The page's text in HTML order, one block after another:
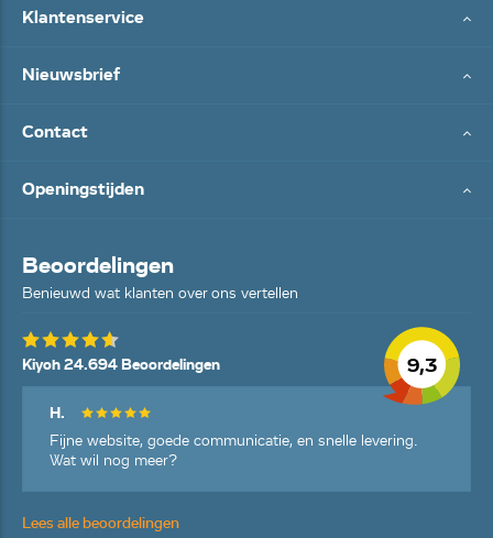
Klantenservice
Nieuwsbrief
Contact
Openingstijden
Beoordelingen
Benieuwd wat klanten over ons vertellen
9,3
Kiyoh 24.694 Beoordelingen
H.
Fijne website, goede communicatie, en snelle levering.
Wat wil nog meer?
Lees alle beoordelingen